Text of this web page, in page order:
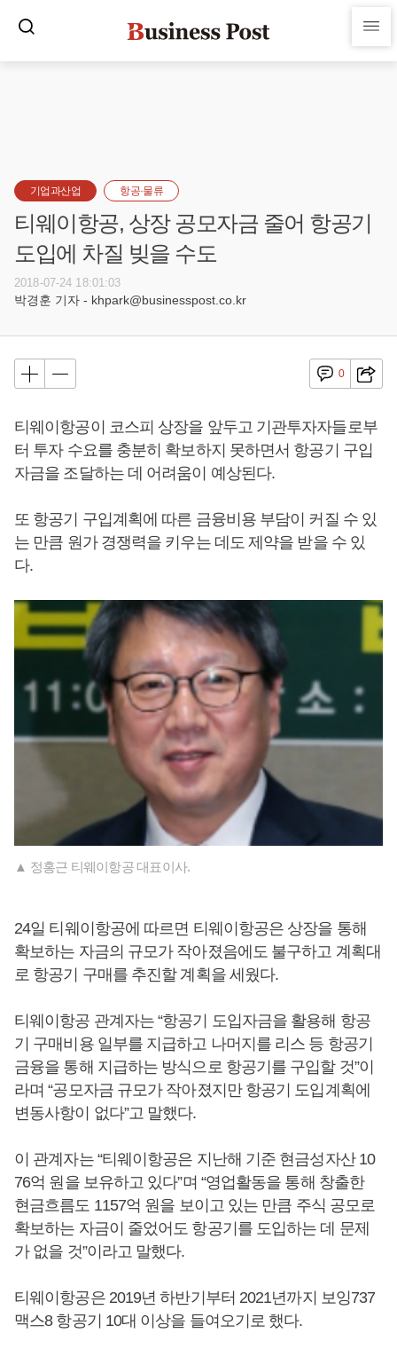
기업과산업 항공·물류
티웨이항공, 상장 공모자금 줄어 항공기
도입에 차질 빚을 수도
2018-07-24 18:01:03
박경훈 기자 - khpark@businesspost.co.kr
0
티웨이항공이 코스피 상장을 앞두고 기관투자자들로부
터 투자 수요를 충분히 확보하지 못하면서 항공기 구입
자금을 조달하는 데 어려움이 예상된다.
또 항공기 구입계획에 따른 금융비용 부담이 커질 수 있
는 만큼 원가 경쟁력을 키우는 데도 제약을 받을 수 있
다.
▲ 정홍근 티웨이항공 대표이사.
24일 티웨이항공에 따르면 티웨이항공은 상장을 통해
확보하는 자금의 규모가 작아졌음에도 불구하고 계획대
로 항공기 구매를 추진할 계획을 세웠다.
티웨이항공 관계자는 “항공기 도입자금을 활용해 항공
기 구매비용 일부를 지급하고 나머지를 리스 등 항공기
금융을 통해 지급하는 방식으로 항공기를 구입할 것”이
라며 “공모자금 규모가 작아졌지만 항공기 도입계획에
변동사항이 없다”고 말했다.
이 관계자는 “티웨이항공은 지난해 기준 현금성자산 10
76억 원을 보유하고 있다”며 “영업활동을 통해 창출한
현금흐름도 1157억 원을 보이고 있는 만큼 주식 공모로
확보하는 자금이 줄었어도 항공기를 도입하는 데 문제
가 없을 것”이라고 말했다.
티웨이항공은 2019년 하반기부터 2021년까지 보잉737
맥스8 항공기 10대 이상을 들여오기로 했다.